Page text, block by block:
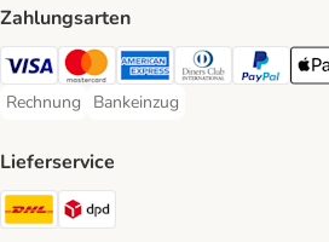
Zahlungsarten
Visa Payment Method
Mastercard Payment Method
American Express Payment
Diners Club
PayPal
Rechnung
Rechnung Payment Method
Bankeinzug
Bankeinzug Payment Method
Lieferservice
DHL Shipping Method